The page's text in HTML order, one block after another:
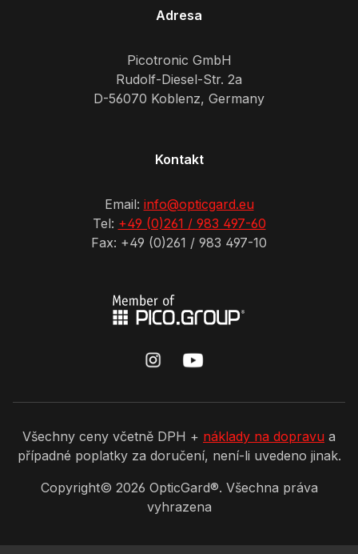
Adresa
Picotronic GmbH
Rudolf-Diesel-Str. 2a
D-56070 Koblenz, Germany
Kontakt
Email: info@opticgard.eu
Tel: +49 (0)261 / 983 497-60
Fax: +49 (0)261 / 983 497-10
Všechny ceny včetně DPH + náklady na dopravu a
případné poplatky za doručení, není-li uvedeno jinak.
Copyright© 2026 OpticGard®. Všechna práva
vyhrazena